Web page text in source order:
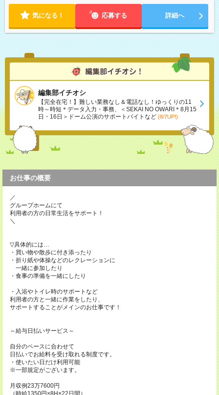
気になる！ 応募する 詳細へ
編集部イチオシ
【完全在宅！】難しい業務なし＆電話なし！ゆっくりの11
時～時短＊データ入力・事務、＜SEKAI NO OWARI＊8月15
日・16日＞ドーム公演のサポートバイトなど (8/7UP!)
お仕事の概要
／
グループホームにて
利用者の方の日常生活をサポート！
＼
▽具体的には…
・買い物や散歩に付き添ったり
・折り紙や体操などのレクレーションに
一緒に参加したり
・食事の準備を一緒にしたり
・入浴やトイレ時のサポートなど
利用者の方と一緒に作業をしたり、
サポートすることがメインのお仕事です！
～給与日払いサービス～
自分のペースに合わせて
日払いでお給料を受け取れる制度です。
・使いたい日だけ利用可能
※一部規定がございます。
月収例23万7600円
（時給1350円×8H×22日間）